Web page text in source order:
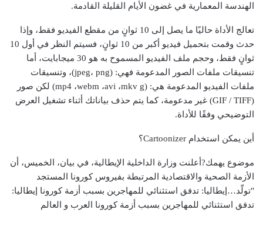
الهندسة المعمارية في غضون الأيام القليلة القادمة.
تعالج الأداة حاليًا ما يصل إلى 10 ثوانٍ من مقطع الفيديو فقط، وإذا
حدث وقمت بتحميل فيديو أكبر من 10 ثوانٍ، فسيتم النظر في أول 10
ثوانٍ فقط، وحجم ملف الفيديو المسموح به هو 30 ميجابايت، أما
تنسيقات ملفات الصور المدعومة فهي: (jpeg، png)، وتنسيقات
ملفات الفيديو المدعومة هي: (mp4 ،webm ،avi ،mkv g) لكن صور
(GIF / TIFF) غير مدعومة، كما يتم حذف بياناتك أثناء تشغيل العرض
التوضيحي وفقًا للأداة.
أين يمكن استخدام Cartoonizer؟
موضوع يهمك?أعلنت وزارة الداخلية الإيطالية، في بيان، الخميس، أن
الأزمة الصحية والاقتصادية المرتبطة بفيروس كورونا المستجد
"تولّد…إيطاليا: تدفق استثنائي للمهاجرين بسبب أزمة كورونا إيطاليا:
تدفق استثنائي للمهاجرين بسبب أزمة كورونا العرب و العالم